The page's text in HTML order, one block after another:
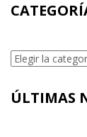
Categorías
ÚLTIMAS